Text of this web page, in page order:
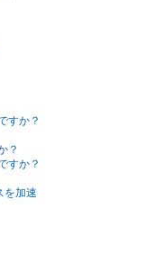
すか？
？
すか？
を加速